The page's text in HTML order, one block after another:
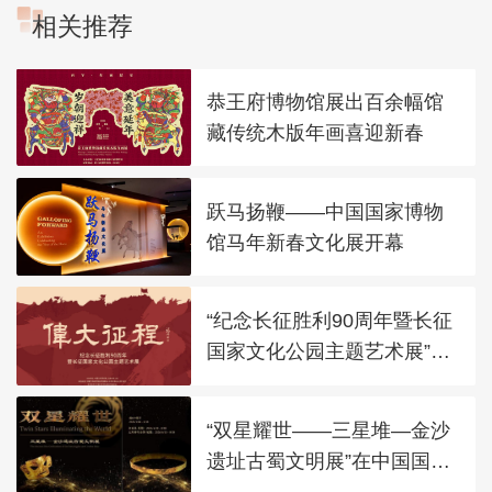
相关推荐
恭王府博物馆展出百余幅馆
藏传统木版年画喜迎新春
跃马扬鞭——中国国家博物
馆马年新春文化展开幕
“纪念长征胜利90周年暨长征
国家文化公园主题艺术展”在
“双星耀世——三星堆—金沙
遗址古蜀文明展”在中国国家